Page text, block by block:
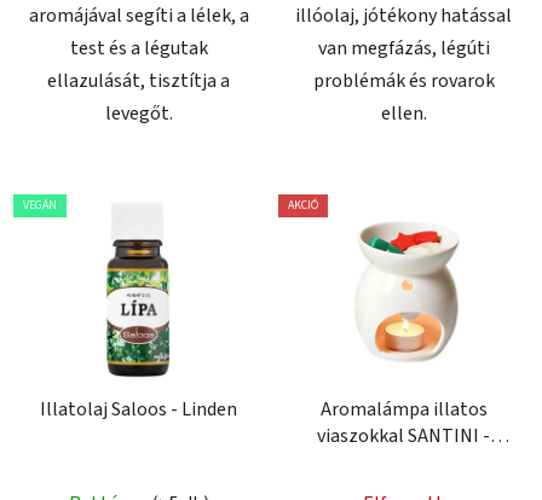
aromájával segíti a lélek, a
test és a légutak
ellazulását, tisztítja a
levegőt.
illóolaj, jótékony hatással
van megfázás, légúti
problémák és rovarok
ellen.
VEGÁN
Illatolaj Saloos - Linden
AKCIÓ
Aromalámpa illatos
viaszokkal SANTINI -